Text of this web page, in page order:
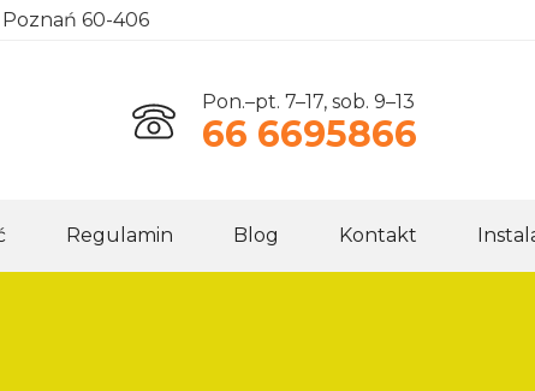
60-406
Pon.–pt. 7–17, sob. 9–13
66 6695866
Regulamin Blog Kontakt